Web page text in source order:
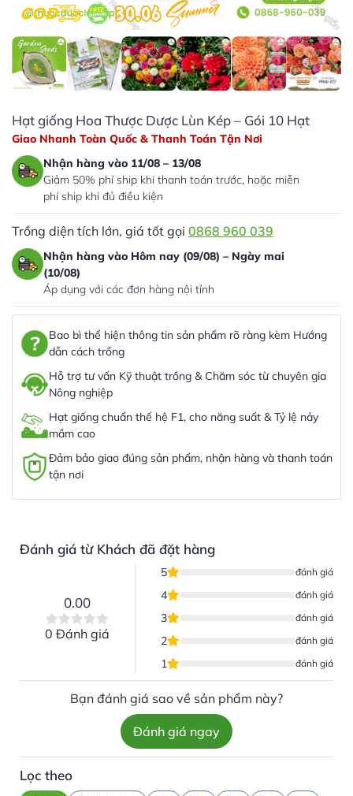
Hạt giống Hoa Thược Dược Lùn Kép – Gói 10 Hạt
Giao Nhanh Toàn Quốc & Thanh Toán Tận Nơi
Nhận hàng vào 11/08 – 13/08
Giảm 50% phí ship khi thanh toán trước, hoặc miễn
phí ship khi đủ điều kiện
Trồng diện tích lớn, giá tốt gọi 0868 960 039
Nhận hàng vào Hôm nay (09/08) – Ngày mai
(10/08)
Áp dụng với các đơn hàng nội tỉnh
Bao bì thể hiện thông tin sản phẩm rõ ràng kèm Hướng
dẫn cách trồng
Hỗ trợ tư vấn Kỹ thuật trồng & Chăm sóc từ chuyên gia
Nông nghiệp
Hạt giống chuẩn thế hệ F1, cho năng suất & Tỷ lệ nảy
mầm cao
Đảm bảo giao đúng sản phẩm, nhận hàng và thanh toán
tận nơi
Đánh giá từ Khách đã đặt hàng
0.00
0 Đánh giá
5 đánh giá
4 đánh giá
3 đánh giá
2 đánh giá
1 đánh giá
Bạn đánh giá sao về sản phẩm này?
Đánh giá ngay
Lọc theo